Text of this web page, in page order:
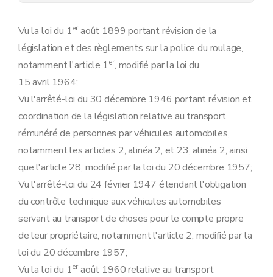
Art. 16
Art. 16ter
Chapitre 3 Affectation et chargement.
Art. 18
Art. 19
Art. 21
Art. 22
Contrôle technique.
Art. 23
Art. 23bis
Art. 23 ter
Art. 23quater
Art. 23quinquies
Art. 23
sexies
Art. 23septies
Art. 23octies
Art. 23
novies
Art. 23decies
Art. 23undecies
Vu la loi du 1er août 1899 portant révision de la
législation et des règlements sur la police du roulage,
notamment l'article 1er, modifié par la loi du
15 avril 1964;
Vu l'arrêté-loi du 30 décembre 1946 portant révision et
coordination de la législation relative au transport
rémunéré de personnes par véhicules automobiles,
notamment les articles 2, alinéa 2, et 23, alinéa 2, ainsi
que l'article 28, modifié par la loi du 20 décembre 1957;
Vu l'arrêté-loi du 24 février 1947 étendant l'obligation
du contrôle technique aux véhicules automobiles
servant au transport de choses pour le compte propre
de leur propriétaire, notamment l'article 2, modifié par la
loi du 20 décembre 1957;
Vu la loi du 1er août 1960 relative au transport